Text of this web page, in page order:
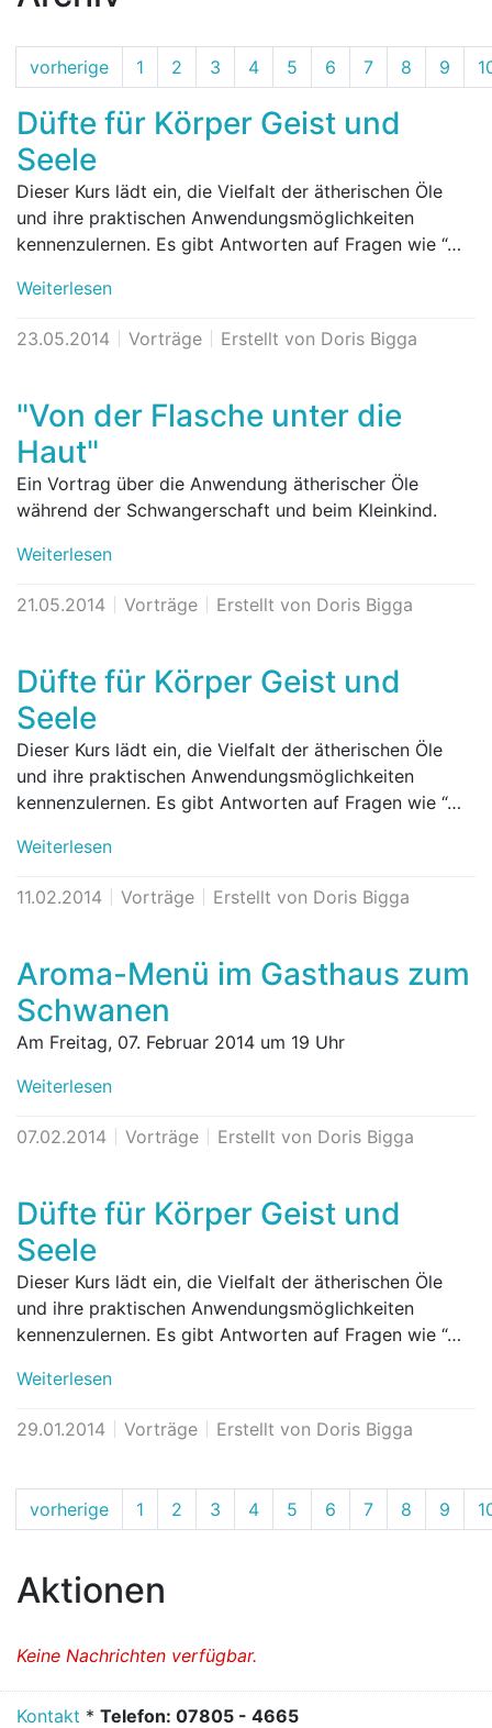
vorherige 1 2 3 4 5 6 7 8 9
Düfte für Körper Geist und
Seele
Dieser Kurs lädt ein, die Vielfalt der ätherischen Öle
und ihre praktischen Anwendungsmöglichkeiten
kennenzulernen. Es gibt Antworten auf Fragen wie “…
Weiterlesen
23.05.2014 Vorträge Erstellt von Doris Bigga
"Von der Flasche unter die
Haut"
Ein Vortrag über die Anwendung ätherischer Öle
während der Schwangerschaft und beim Kleinkind.
Weiterlesen
21.05.2014 Vorträge Erstellt von Doris Bigga
Düfte für Körper Geist und
Seele
Dieser Kurs lädt ein, die Vielfalt der ätherischen Öle
und ihre praktischen Anwendungsmöglichkeiten
kennenzulernen. Es gibt Antworten auf Fragen wie “…
Weiterlesen
11.02.2014 Vorträge Erstellt von Doris Bigga
Aroma-Menü im Gasthaus zum
Schwanen
Am Freitag, 07. Februar 2014 um 19 Uhr
Weiterlesen
07.02.2014 Vorträge Erstellt von Doris Bigga
Düfte für Körper Geist und
Seele
Dieser Kurs lädt ein, die Vielfalt der ätherischen Öle
und ihre praktischen Anwendungsmöglichkeiten
kennenzulernen. Es gibt Antworten auf Fragen wie “…
Weiterlesen
29.01.2014 Vorträge Erstellt von Doris Bigga
vorherige 1 2 3 4 5 6 7 8 9
Aktionen
Keine Nachrichten verfügbar.
Kontakt * Telefon: 07805 - 4665